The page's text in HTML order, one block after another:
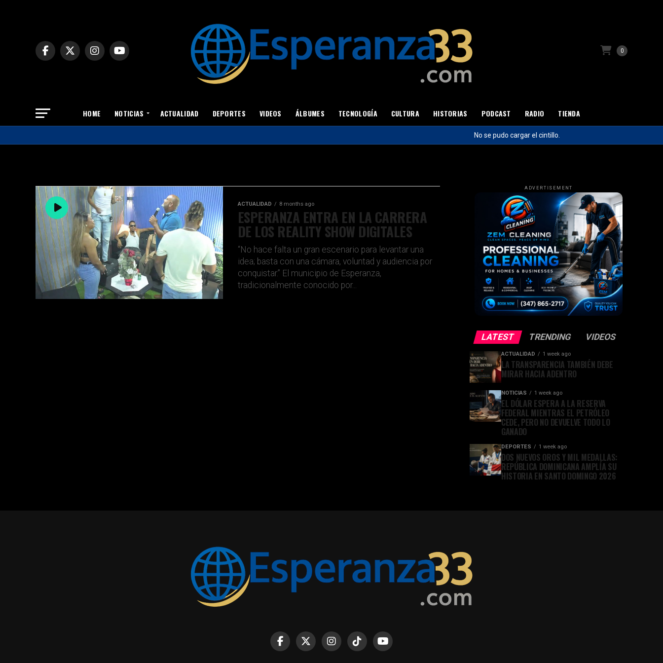
0
HOME NOTICIAS ACTUALIDAD DEPORTES VIDEOS ÁLBUMES TECNOLOGÍA CULTURA HISTORIAS PODCAST RADIO TIENDA
No se pudo cargar el cintillo.
ACTUALIDAD 8 months ago
ESPERANZA ENTRA EN LA CARRERA
DE LOS REALITY SHOW DIGITALES
“No hace falta un gran escenario para levantar una
idea; basta con una cámara, voluntad y audiencia por
conquistar.” El municipio de Esperanza,
tradicionalmente conocido por...
ADVERTISEMENT
LATEST TRENDING VIDEOS
ACTUALIDAD 1 week ago
LA TRANSPARENCIA TAMBIÉN DEBE
MIRAR HACIA ADENTRO
NOTICIAS 1 week ago
EL DÓLAR ESPERA A LA RESERVA
FEDERAL MIENTRAS EL PETRÓLEO
CEDE, PERO NO DEVUELVE TODO LO
GANADO
DEPORTES 1 week ago
DOS NUEVOS OROS Y MIL MEDALLAS:
REPÚBLICA DOMINICANA AMPLÍA SU
HISTORIA EN SANTO DOMINGO 2026